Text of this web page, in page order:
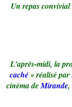
Un repas
L’après-midi, la
caché» réalisé par
cinéma deMirande,